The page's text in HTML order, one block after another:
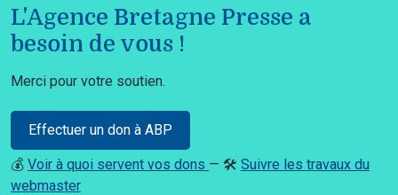
L'Agence Bretagne Presse a
besoin de vous !
Merci pour votre soutien.
Effectuer un don à ABP
💰 Voir à quoi servent vos dons — 🛠️ Suivre les travaux du
webmaster